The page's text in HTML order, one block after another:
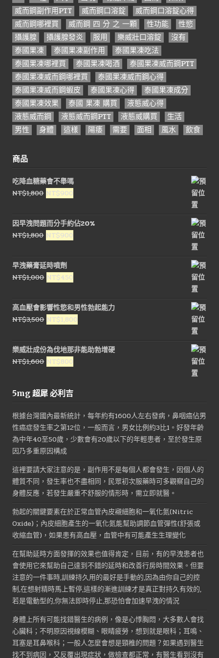
威而鋼副作用PTT
威而鋼口溶錠
威而鋼口溶錠心得
威而鋼哪裡買
威而鋼 四 分 之 一顆 性功能
性慾
攝護腺
攝護腺發炎 服用 樂威壯口溶錠
沒有
泰國果凍
泰國果凍副作用
泰國果凍吃法
泰國果凍哪裡買
泰國果凍喝酒
泰國果凍威而鋼PTT
泰國果凍威而鋼哪裡買
泰國果凍威而鋼心得
泰國果凍威而鋼蝦皮
泰國果凍心得
泰國果凍成分
泰國果凍效果
泰國 果凍 購買
液態威心得
液態威而鋼
液態威而鋼PTT 液態威購買
生活
男性
身體 這樣 陽痿 需要 面相 風水 飲食
商品
吃降血糖藥會不舉嗎
NT$1,800 原
價
格：
NT$1,800。
NT$900
價
格：
NT$900。
因早洩問題而分手約佔20%
NT$1,800 原
價
格：
NT$1,800。
NT$900
價
格：
NT$900。
早洩藥膏延時噴劑
NT$1,000 原
價
格：
NT$1,000。
NT$450
價
格：
NT$450。
高血壓會影響性慾和男性勃起能力
NT$3,500 原
價
格：
NT$3,500。
NT$1,800
價
格：
樂威壯成份為伐地那非能助勃增硬
NT$1,600 原
格：
NT$800
5mg 超犀 必利吉
根據台灣國內最新統計，每年約有1600人左右發病，鼻咽癌佔男
性癌症發生率之第12位，一般而言，男女比例約3比1。好發年齡
為中年40至50歲，少數會有20歲以下的年輕患者，至於發生原
因乃多重原因構成
這裡要請大家注意的是，副作用不是每個人都會發生，因個人的
體質不同，發生率也不盡相同，民眾初次服藥時可多觀察自己的
身體反應，若發生嚴重不舒服的情形時，需立即就醫。
勃起的關鍵要素在於正常血管內皮襯細胞和一氧化氮(Nitric
Oxide)；內皮細胞產生的一氧化氮能幫助調節血管彈性(舒張或
收縮血管)，如果患有高血壓，血管中有可能產生生理變化
在幫助延時方面發揮的效果也值得肯定，目前，有的早洩患者也
會使用它來幫助自己達到不錯的延時和改善行房時間效果。但要
注意的一件事時,訓練持久用的最好是手動的,因為由你自己的控
制,在想射精時馬上暫停,這樣的漸進訓練才是真正對持久有效的,
若是電動型的,你無法即時停止,那恐怕會加速早洩的情況
身體上所有可能找錯醫生的病例，像是心悸胸悶，大多數人會找
心臟科；不明原因視線模糊、眼睛疲勞，想到就是眼科；耳鳴、
耳塞是耳鼻喉科；一般人怎麼會想是頸椎的問題？如果遇到醫生
找不到病因，又反覆出現症狀，做檢查都正常，有醫生看到沒有